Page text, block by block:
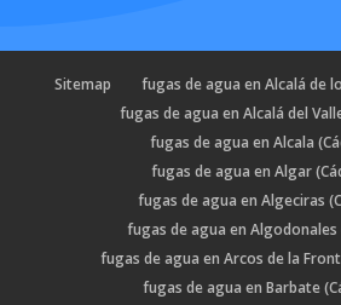
Sitemap
fugas de agua en Alcalá de
fugas de agua en Alcalá del
fugas de agua en Alcala
fugas de agua en Algar
fugas de agua en Algeciras
fugas de agua en Algodonales
fugas de agua en Arcos de la
fugas de agua en Barbate